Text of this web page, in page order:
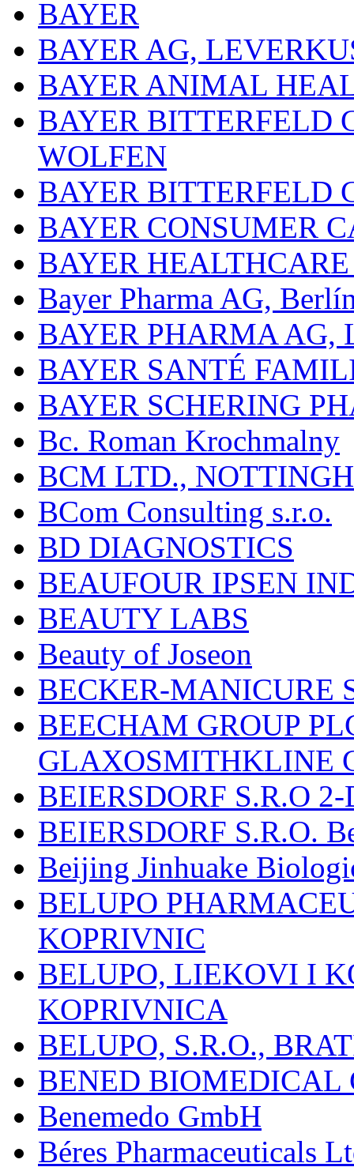
BAYER
BAYER AG,
BAYER ANIMAL
BAYER BITTERFELD
WOLFEN
BAYER BITTERFELD
BAYER CONSUMER
BAYER
Bayer Pharma AG,
BAYER PHARMA AG,
BAYER SANTÉ
BAYER SCHERING
Bc. Roman Krochmalny
BCM LTD.,
BCom Consulting s.r.o.
BD DIAGNOSTICS
BEAUFOUR IPSEN
BEAUTY LABS
Beauty of Joseon
BECKER-MANICURE
BEECHAM GROUP
GLAXOSMITHKLINE
BEIERSDORF S.R.O
BEIERSDORF S.R.O.
Beijing Jinhuake
BELUPO
KOPRIVNIC
BELUPO, LIEKOVI I
KOPRIVNICA
BELUPO, S.R.O.,
BENED BIOMEDICAL
Benemedo GmbH
Béres Pharmaceuticals